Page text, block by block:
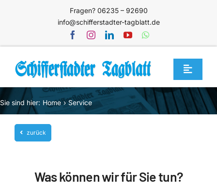
Fragen? 06235 – 92690
info@schifferstadter-tagblatt.de
Toggle
Home
Themen
Blog
Service
Sie sind hier: Home Service
zurück
Was können wir für Sie tun?